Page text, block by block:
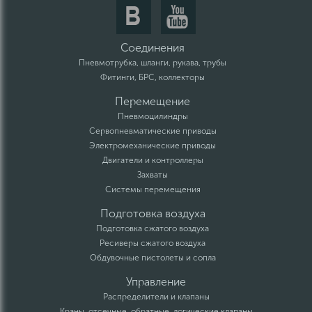
Соединения
Пневмотрубка, шланги, рукава, трубы
Фитинги, БРС, коллекторы
Перемещение
Пневмоцилиндры
Сервопневматические приводы
Электромеханические приводы
Двигатели и контроллеры
Захваты
Системы перемещения
Подготовка воздуха
Подготовка сжатого воздуха
Ресиверы сжатого воздуха
Обдувочные пистолеты и сопла
Управление
Распределители и клапаны